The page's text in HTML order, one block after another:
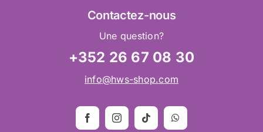
Contactez-nous
Une question?
+352 26 67 08 30
info@hws-shop.com